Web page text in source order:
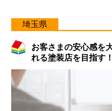
埼玉県
お客さまの安心感を
れる塗装店を目指す！